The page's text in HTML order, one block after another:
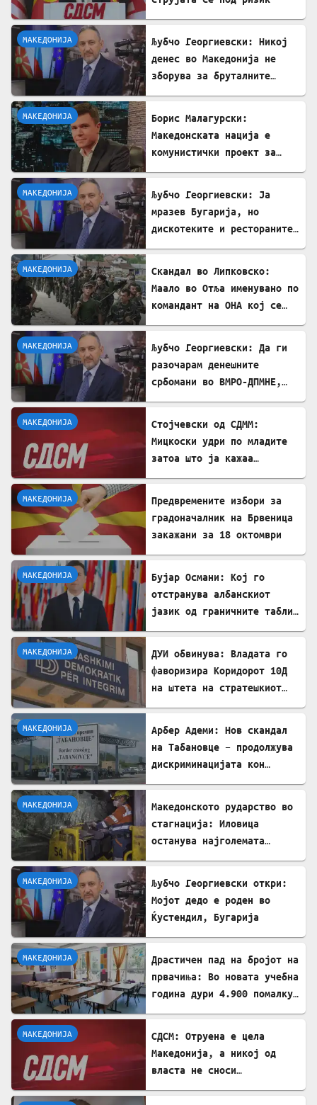
МАКЕДОНИЈА
Љубчо Георгиевски: Никој
денес во Македонија не
зборува за бруталните
МАКЕДОНИЈА
Борис Малагурски:
Македонската нација е
комунистички проект за
МАКЕДОНИЈА
Љубчо Георгиевски: Ја
мразев Бугарија, но
дискотеките и рестораните
МАКЕДОНИЈА
Скандал во Липковско:
Маало во Отља именувано по
командант на ОНА кој се
МАКЕДОНИЈА
Љубчо Георгиевски: Да ги
разочарам денешните
србомани во ВМРО-ДПМНЕ,
Србославија
МАКЕДОНИЈА
Стојчевски од СДММ:
Мицкоски удри по младите
затоа што ја кажаа
МАКЕДОНИЈА
Предвремените избори за
градоначалник на Брвеница
закажани за 18 октомври
МАКЕДОНИЈА
Бујар Османи: Кој го
отстранува албанскиот
јазик од граничните табли,
МАКЕДОНИЈА
ДУИ обвинува: Владата го
фаворизира Коридорот 10Д
на штета на стратешкиот
МАКЕДОНИЈА
Арбер Адеми: Нов скандал
на Табановце – продолжува
дискриминацијата кон
МАКЕДОНИЈА
Македонското рударство во
стагнација: Иловица
останува најголемата
МАКЕДОНИЈА
Љубчо Георгиевски откри:
Мојот дедо е роден во
Ќустендил, Бугарија
МАКЕДОНИЈА
Драстичен пад на бројот на
првачиња: Во новата учебна
година дури 4.900 помалку
МАКЕДОНИЈА
СДСМ: Отруена е цела
Македонија, а никој од
власта не сноси